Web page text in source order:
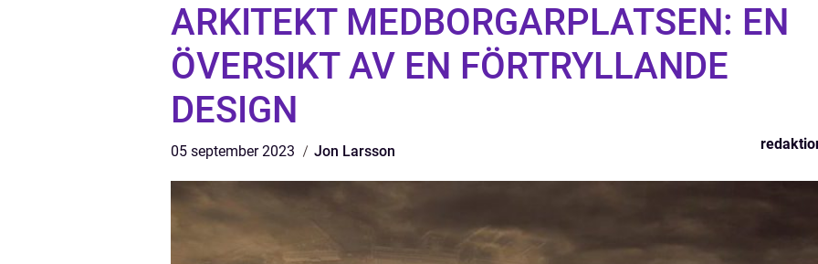
ARKITEKT MEDBORGARPLATSEN: EN
ÖVERSIKT AV EN FÖRTRYLLANDE
DESIGN
05 september 2023 Jon Larsson